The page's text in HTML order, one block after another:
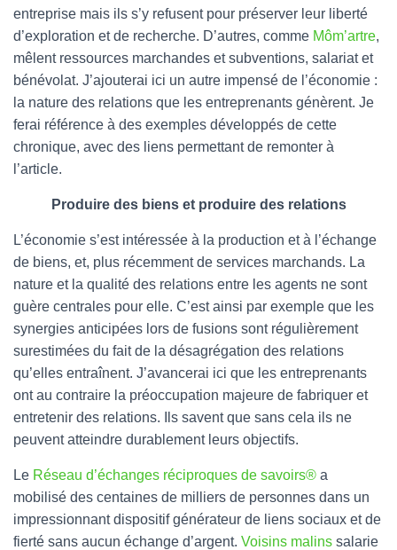
entreprise mais ils s’y refusent pour préserver leur liberté
d’exploration et de recherche. D’autres, comme Môm’artre,
mêlent ressources marchandes et subventions, salariat et
bénévolat. J’ajouterai ici un autre impensé de l’économie :
la nature des relations que les entreprenants génèrent. Je
ferai référence à des exemples développés de cette
chronique, avec des liens permettant de remonter à
l’article.
Produire des biens et produire des relations
L’économie s’est intéressée à la production et à l’échange
de biens, et, plus récemment de services marchands. La
nature et la qualité des relations entre les agents ne sont
guère centrales pour elle. C’est ainsi par exemple que les
synergies anticipées lors de fusions sont régulièrement
surestimées du fait de la désagrégation des relations
qu’elles entraînent. J’avancerai ici que les entreprenants
ont au contraire la préoccupation majeure de fabriquer et
entretenir des relations. Ils savent que sans cela ils ne
peuvent atteindre durablement leurs objectifs.
Le Réseau d’échanges réciproques de savoirs® a
mobilisé des centaines de milliers de personnes dans un
impressionnant dispositif générateur de liens sociaux et de
fierté sans aucun échange d’argent. Voisins malins salarie